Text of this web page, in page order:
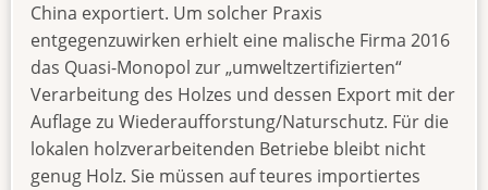
China exportiert. Um solcher Praxis
entgegenzuwirken erhielt eine malische Firma 2016
das Quasi-Monopol zur „umweltzertifizierten“
Verarbeitung des Holzes und dessen Export mit der
Auflage zu Wiederaufforstung/Naturschutz. Für die
lokalen holzverarbeitenden Betriebe bleibt nicht
genug Holz. Sie müssen auf teures importiertes